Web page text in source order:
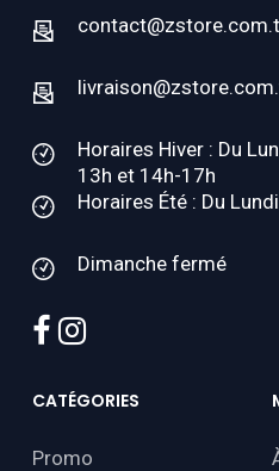
Horaires Hiver : Du
13h et 14h-17h
Horaires Été : Du
Dimanche fermé
facebook
instagram
CATÉGORIES
Promo